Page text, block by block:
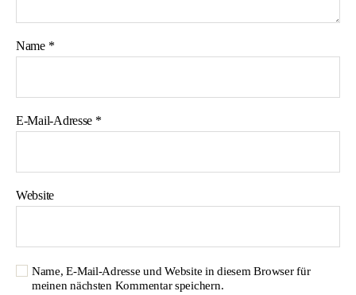
Name *
E-Mail-Adresse *
Website
Name, E-Mail-Adresse und Website in diesem Browser für
meinen nächsten Kommentar speichern.